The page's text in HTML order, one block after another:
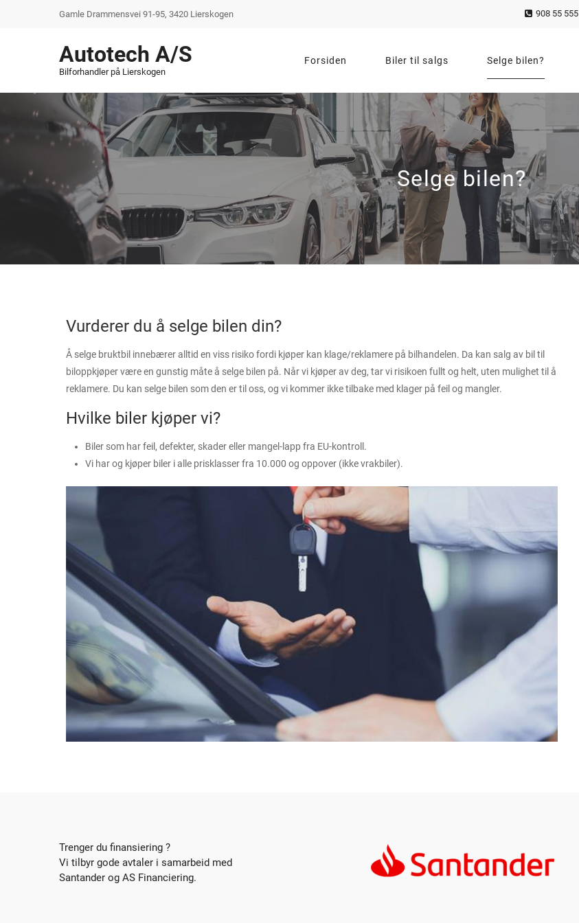
Gamle Drammensvei 91-95, 3420 Lierskogen 908 55 555
Autotech A/S
Bilforhandler på Lierskogen
Forsiden Biler til salgs Selge bilen?
Selge bilen?
Vurderer du å selge bilen din?
Å selge bruktbil innebærer alltid en viss risiko fordi kjøper kan klage/reklamere på bilhandelen. Da kan salg av bil til
biloppkjøper være en gunstig måte å selge bilen på. Når vi kjøper av deg, tar vi risikoen fullt og helt, uten mulighet til å
reklamere. Du kan selge bilen som den er til oss, og vi kommer ikke tilbake med klager på feil og mangler.
Hvilke biler kjøper vi?
Biler som har feil, defekter, skader eller mangel-lapp fra EU-kontroll.
Vi har og kjøper biler i alle prisklasser fra 10.000 og oppover (ikke vrakbiler).
Trenger du finansiering ?
Vi tilbyr gode avtaler i samarbeid med
Santander og AS Financiering.